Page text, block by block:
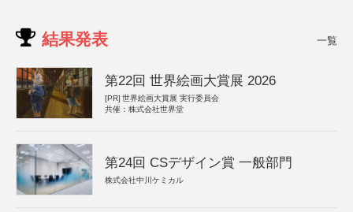
結果発表 一覧
第22回 世界絵画大賞展 2026
[PR] 世界絵画大賞展 実行委員会
共催：株式会社世界堂
第24回 CSデザイン賞 一般部門
株式会社中川ケミカル